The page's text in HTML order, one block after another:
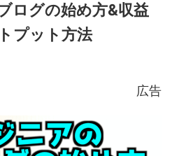
ログの始め方&収益
プット方法
広告